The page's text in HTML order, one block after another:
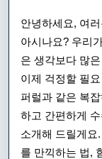
안녕하세요, 여
아시나요? 우리
은 생각보다 많
이제 걱정할 필
퍼럴과 같은 복
하고 간편하게
소개해 드릴게요
를 만끽하는 법,